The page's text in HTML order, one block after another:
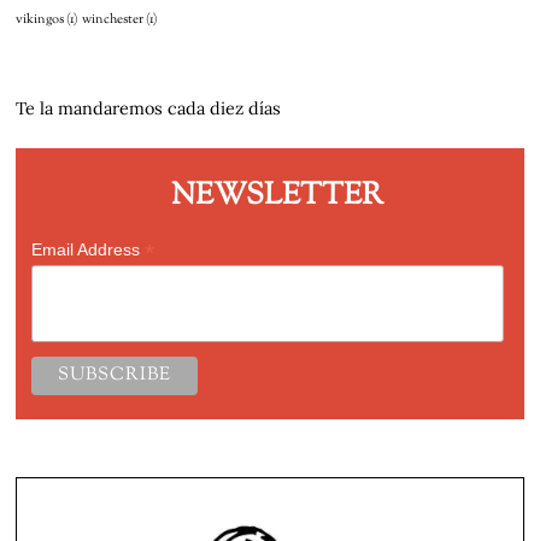
vikingos(1) winchester(1)
Te la mandaremos cada diez días
NEWSLETTER
Email Address